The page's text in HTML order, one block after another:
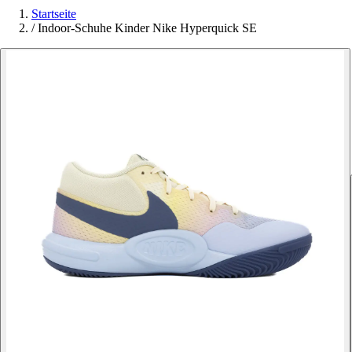
Startseite
/ Indoor-Schuhe Kinder Nike Hyperquick SE